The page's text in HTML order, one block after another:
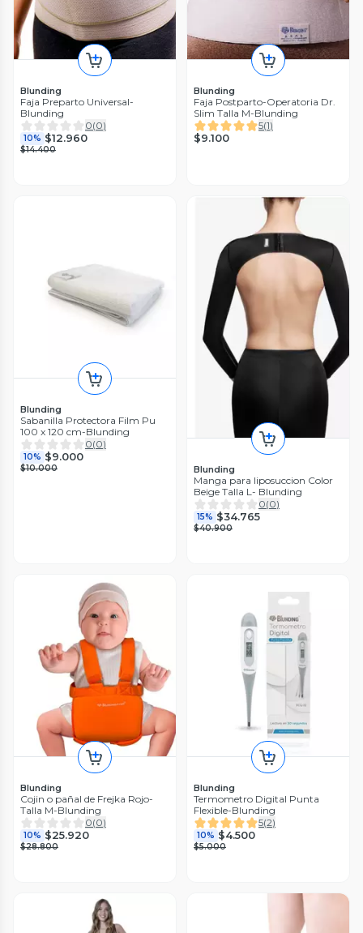
Blunding
Faja Preparto Universal-
Blunding
0(0)
10% $12.960
$14.400
Blunding
Faja Postparto-Operatoria Dr.
Slim Talla M-Blunding
5(1)
$9.100
Blunding
Sabanilla Protectora Film Pu
100 x 120 cm-Blunding
0(0)
10% $9.000
$10.000 Blunding
Manga para liposuccion Color
Beige Talla L- Blunding
0(0)
15% $34.765
$40.900
Blunding
Cojin o pañal de Frejka Rojo-
Talla M-Blunding
0(0)
10% $25.920
$28.800
Blunding
Termometro Digital Punta
Flexible-Blunding
5(2)
10% $4.500
$5.000